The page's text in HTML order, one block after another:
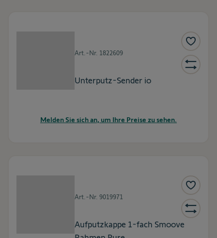
Art.-Nr. 1822609
Unterputz-Sender io
Melden Sie sich an, um Ihre Preise zu sehen.
Art.-Nr. 9019971
Aufputzkappe 1-fach Smoove